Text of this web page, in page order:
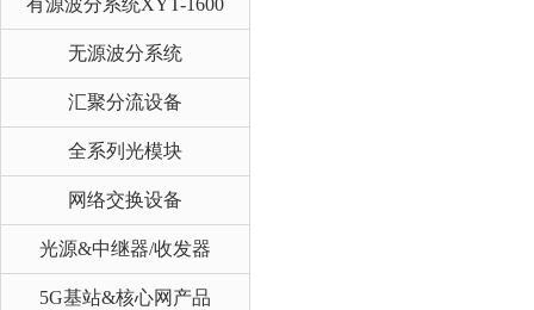
有源波分系统XYT-1600
无源波分系统
汇聚分流设备
全系列光模块
网络交换设备
光源&中继器/收发器
5G基站&核心网产品